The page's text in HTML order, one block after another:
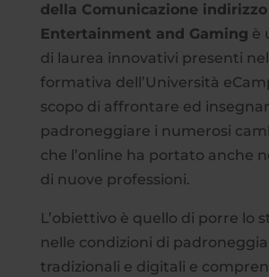
della Comunicazione indirizzo
Entertainment and Gaming è
di laurea innovativi presenti
formativa dell’Università
scopo di affrontare ed
padroneggiare i numerosi
che l’online ha portato anche
di nuove professioni.
L’obiettivo è quello di porre lo
nelle condizioni di
tradizionali e digitali e